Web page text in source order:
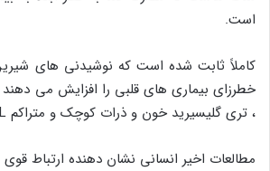
است.
کاملاً ثابت شده است که نوشیدنی های
خطرزای بیماری های قلبی را افزایش می دهند
، تری گلیسیرید خون و ذرات کوچک و متراکم LDL .
مطالعات اخیر انسانی نشان دهنده ارتباط